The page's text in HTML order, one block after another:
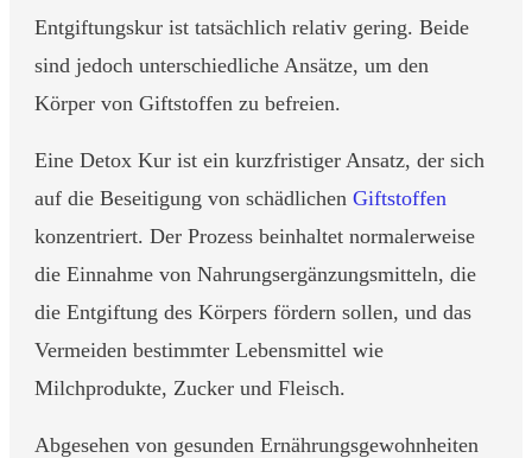
Entgiftungskur ist tatsächlich relativ gering. Beide
sind jedoch unterschiedliche Ansätze, um den
Körper von Giftstoffen zu befreien.
Eine Detox Kur ist ein kurzfristiger Ansatz, der sich
auf die Beseitigung von schädlichen Giftstoffen
konzentriert. Der Prozess beinhaltet normalerweise
die Einnahme von Nahrungsergänzungsmitteln, die
die Entgiftung des Körpers fördern sollen, und das
Vermeiden bestimmter Lebensmittel wie
Milchprodukte, Zucker und Fleisch.
Abgesehen von gesunden Ernährungsgewohnheiten